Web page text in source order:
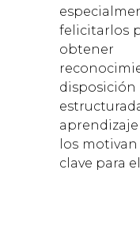
felicitarlos
los
clave para